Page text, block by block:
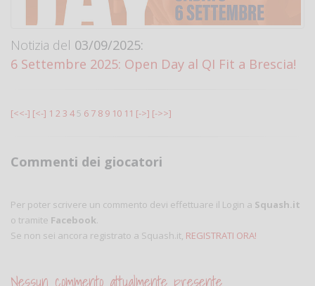
Notizia del 03/09/2025:
6 Settembre 2025: Open Day al QI Fit a Brescia!
[<<-] [<-] 1 2 3 4 5 6 7 8 9 10 11 [->] [->>]
Commenti dei giocatori
Per poter scrivere un commento devi effettuare il Login a Squash.it
o tramite Facebook.
Se non sei ancora registrato a Squash.it, REGISTRATI ORA!